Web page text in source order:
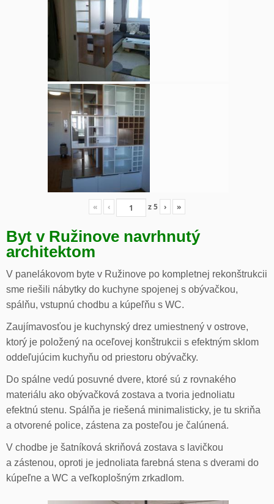
« ‹ z5 › »
Byt v Ružinove navrhnutý
architektom
V panelákovom byte v Ružinove po kompletnej rekonštrukcii
sme riešili nábytky do kuchyne spojenej s obývačkou,
spálňu, vstupnú chodbu a kúpeľňu s WC.
Zaujímavosťou je kuchynský drez umiestnený v ostrove,
ktorý je položený na oceľovej konštrukcii s efektným sklom
oddeľujúcim kuchyňu od priestoru obývačky.
Do spálne vedú posuvné dvere, ktoré sú z rovnakého
materiálu ako obývačková zostava a tvoria jednoliatu
efektnú stenu. Spálňa je riešená minimalisticky, je tu skriňa
a otvorené police, zástena za posteľou je čalúnená.
V chodbe je šatníková skriňová zostava s lavičkou
a zástenou, oproti je jednoliata farebná stena s dverami do
kúpeľne a WC a veľkoplošným zrkadlom.